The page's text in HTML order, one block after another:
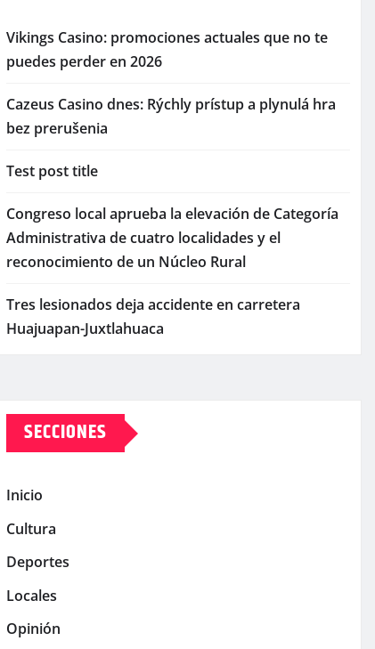
Vikings Casino: promociones actuales que no te
puedes perder en 2026
Cazeus Casino dnes: Rýchly prístup a plynulá hra
bez prerušenia
Test post title
Congreso local aprueba la elevación de Categoría
Administrativa de cuatro localidades y el
reconocimiento de un Núcleo Rural
Tres lesionados deja accidente en carretera
Huajuapan-Juxtlahuaca
SECCIONES
Inicio
Cultura
Deportes
Locales
Opinión